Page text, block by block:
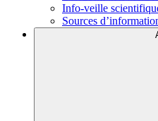
Info-veille
Sources